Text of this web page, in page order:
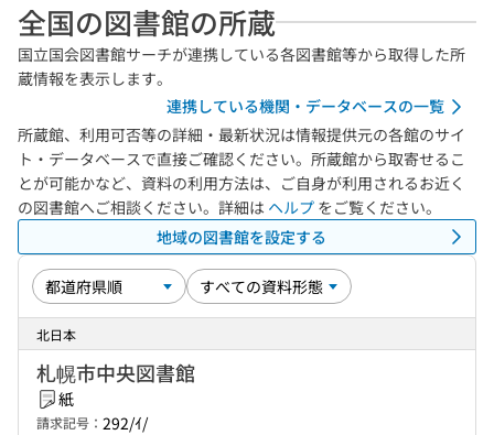
全国の図書館の所蔵
国立国会図書館サーチが連携している各図書館等から取得した所
蔵情報を表示します。
連携している機関・データベースの一覧
所蔵館、利用可否等の詳細・最新状況は情報提供元の各館のサイ
ト・データベースで直接ご確認ください。所蔵館から取寄せるこ
とが可能かなど、資料の利用方法は、ご自身が利用されるお近く
の図書館へご相談ください。詳細は ヘルプ をご覧ください。
地域の図書館を設定する
北日本
札幌市中央図書館
紙
請求記号： 292/ｲ/